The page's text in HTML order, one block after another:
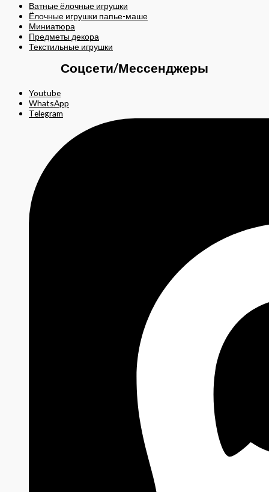
Ватные ёлочные игрушки
Ёлочные игрушки папье-маше
Миниатюра
Предметы декора
Текстильные игрушки
Соцсети/Мессенджеры
Youtube
WhatsApp
Telegram